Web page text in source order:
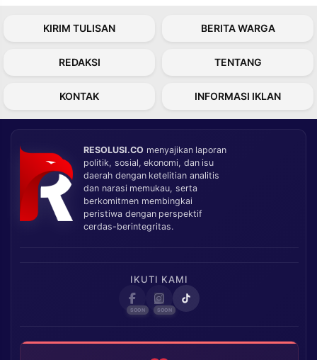
KIRIM TULISAN BERITA WARGA
REDAKSI TENTANG
KONTAK INFORMASI IKLAN
RESOLUSI.CO menyajikan laporan
politik, sosial, ekonomi, dan isu
daerah dengan ketelitian analitis
dan narasi memukau, serta
berkomitmen membingkai
peristiwa dengan perspektif
cerdas-berintegritas.
IKUTI KAMI